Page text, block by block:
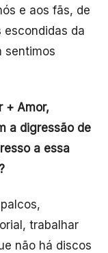
e aos fãs, de
da
sentimos
+ Amor,
a digressão de
a essa
trabalhar
não há discos